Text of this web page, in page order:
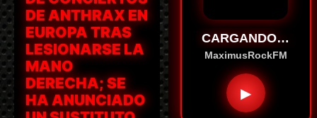
DE ANTHRAX EN
EUROPA TRAS
LESIONARSE LA
MANO
DERECHA; SE
HA ANUNCIADO
CARGANDO…
MaximusRockFM
▶